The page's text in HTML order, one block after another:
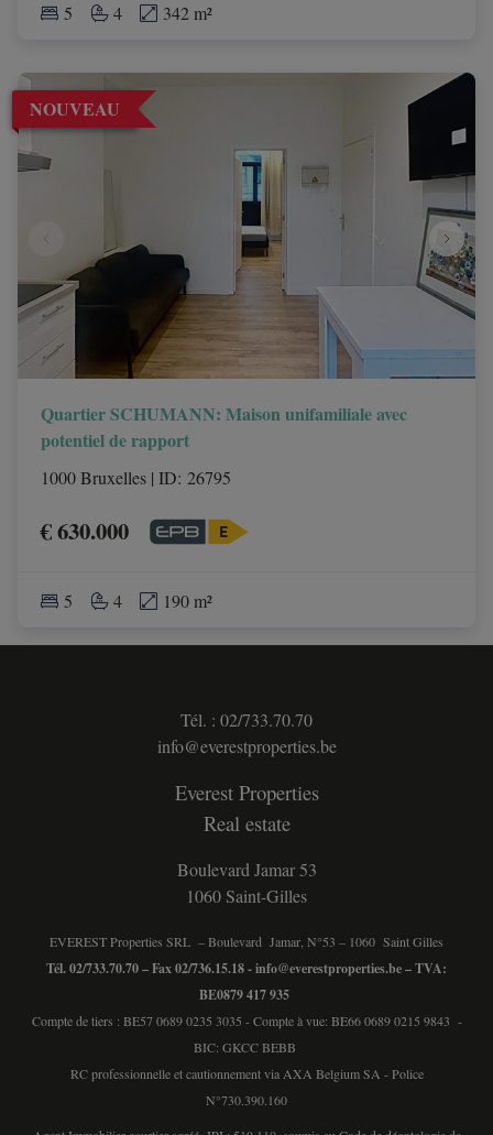
5 4 342 m²
NOUVEAU
Quartier SCHUMANN: Maison unifamiliale avec
potentiel de rapport
1000 Bruxelles | ID: 26795
€ 630.000
5 4 190 m²
Tél. : 02/733.70.70
info@everestproperties.be
Everest Properties
Real estate
Boulevard Jamar 53
1060 Saint-Gilles
EVEREST Properties SRL – Boulevard Jamar, N°53 – 1060 Saint Gilles
Tél. 02/733.70.70 – Fax 02/736.15.18 -info@everestproperties.be– TVA:
BE0879 417 935
Compte de tiers : BE57 0689 0235 3035 - Compte à vue: BE66 0689 0215 9843 -
BIC: GKCC BEBB
RC professionnelle et cautionnement via AXA Belgium SA - Police
N°730.390.160